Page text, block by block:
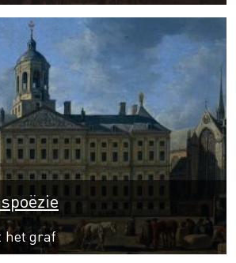
het graf